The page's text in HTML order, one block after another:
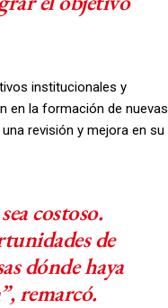
institucionales y
en la formación de nuevas
revisión y mejora en su
costoso.
de
dónde haya
remarcó.